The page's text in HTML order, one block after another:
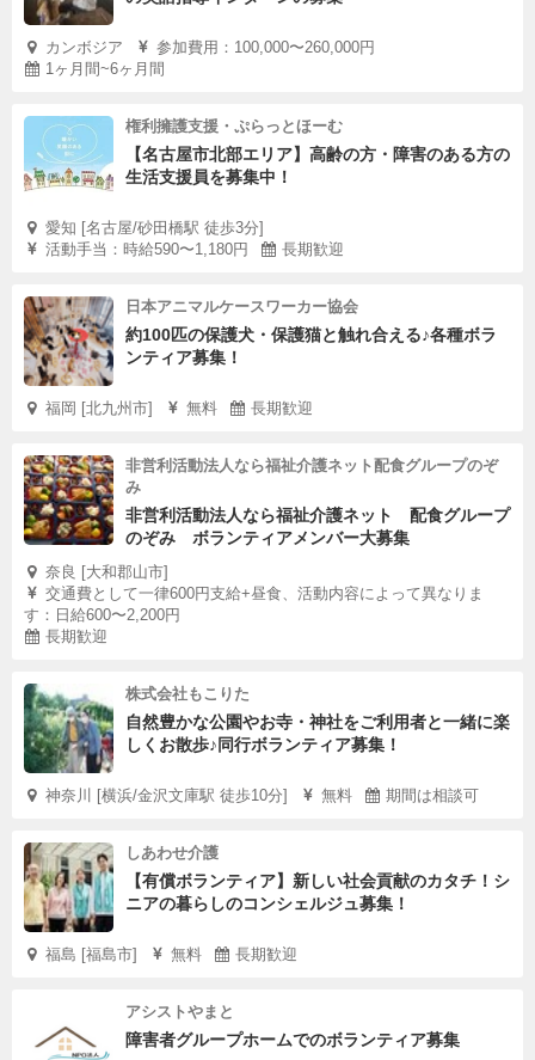
カンボジア
参加費用：100,000〜260,000円
1ヶ月間~6ヶ月間
権利擁護支援・ぷらっとほーむ
【名古屋市北部エリア】高齢の方・障害のある方の
生活支援員を募集中！
愛知 [名古屋/砂田橋駅 徒歩3分]
活動手当：時給590〜1,180円
長期歓迎
日本アニマルケースワーカー協会
約100匹の保護犬・保護猫と触れ合える♪各種ボラ
ンティア募集！
福岡 [北九州市] 無料 長期歓迎
非営利活動法人なら福祉介護ネット配食グループのぞ
み
非営利活動法人なら福祉介護ネット 配食グループ
のぞみ ボランティアメンバー大募集
奈良 [大和郡山市]
交通費として一律600円支給+昼食、活動内容によって異なりま
す：日給600〜2,200円
長期歓迎
株式会社もこりた
自然豊かな公園やお寺・神社をご利用者と一緒に楽
しくお散歩♪同行ボランティア募集！
神奈川 [横浜/金沢文庫駅 徒歩10分] 無料 期間は相談可
しあわせ介護
【有償ボランティア】新しい社会貢献のカタチ！シ
ニアの暮らしのコンシェルジュ募集！
福島 [福島市] 無料 長期歓迎
アシストやまと
障害者グループホームでのボランティア募集